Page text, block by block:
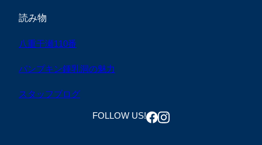
読み物
八重干瀬110番
パンプキン鍾乳洞の魅力
スタッフブログ
FOLLOW US!